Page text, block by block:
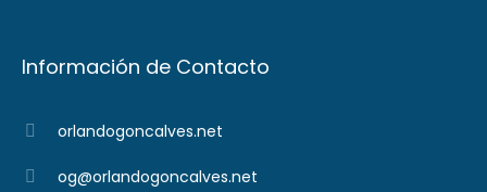
Información de Contacto
orlandogoncalves.net
og@orlandogoncalves.net